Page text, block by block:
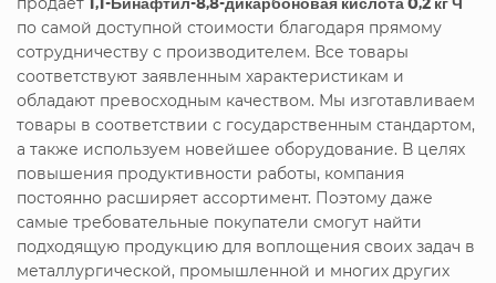
по самой доступной стоимости благодаря прямому
сотрудничеству с производителем. Все товары
соответствуют заявленным характеристикам и
обладают превосходным качеством. Мы изготавливаем
товары в соответствии с государственным стандартом,
а также используем новейшее оборудование. В целях
повышения продуктивности работы, компания
постоянно расширяет ассортимент. Поэтому даже
самые требовательные покупатели смогут найти
подходящую продукцию для воплощения своих задач в
металлургической, промышленной и многих других